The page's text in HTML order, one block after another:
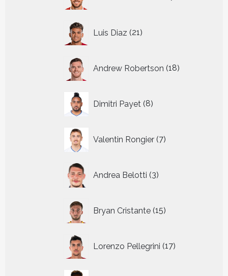
Luis Diaz 21
producten
Andrew Robertson 18
producten
Dimitri Payet 8
producten
Valentin Rongier 7
producten
Andrea Belotti 3
producten
Bryan Cristante 15
producten
Lorenzo Pellegrini 17
producten